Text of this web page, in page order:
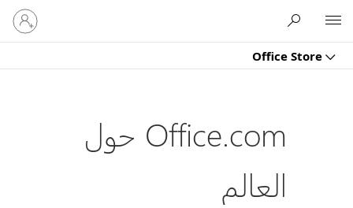
Office Store
تسجيل
الدخول
إلى
Office.com حول
العالم